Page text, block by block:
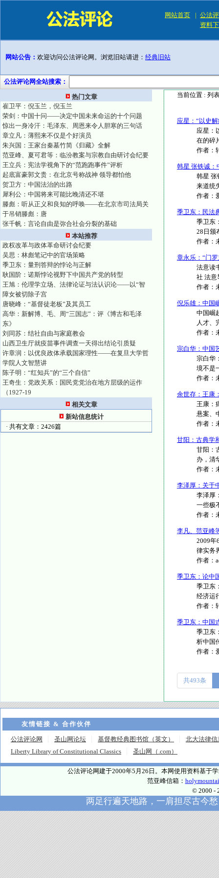
网站首页 | 公法
资料
网站公告： 欢迎访问公法评论网。浏览旧站请进： 经典旧站
公法评论网全站搜索：
热门文章
崔卫平：倪玉兰，倪玉兰
荣剑：中国十问——决定中国未来命运的十个问题
惊出一身冷汗：毛泽东、周恩来令人胆寒的三句话
章立凡：薄熙来不仅是个好演员
朱兴国：王家台秦墓竹简《归藏》全解
范亚峰、夏可君等：临汾教案与宗教自由研讨会纪要
王立兵：宪法学视角下的“范跑跑事件”评析
起底富豪郭文贵：在北京号称战神 领导都怕他
贺卫方：中国法治的出路
犀利公：中国将来可能比晚清还不堪
滕彪：听从正义和良知的呼唤——在北京市司法局关
于吊销滕彪：唐
张千帆：言论自由是弥合社会分裂的基础
本站推荐
政权改革与政体革命研讨会纪要
吴思：林彪笔记中的官场策略
季卫东：量刑答辩的悖论与正解
耿国阶：诺斯悖论视野下中国共产党的转型
王旭：伦理学立场、法律论证与法认识论——以“智
障女被切除子宫
唐晓峰：“基督徒老板”及其员工
高华：新解博、毛、周“三国志”：评《博古和毛泽
东》
刘同苏：结社自由与家庭教会
山西卫生厅就疫苗事件调查一天得出结论引质疑
许章润：以优良政体承载国家理性——在复旦大学哲
学院人文智慧讲
陈子明：“红知兵”的“三个自信”
王奇生：党政关系：国民党党治在地方层级的运作
（1927-19
相关文章
新站信息统计
· 共有文章：2426篇
当前位置 : 列
应星：“以史
应星：
在的碎
作者：
韩星 张铁诚
韩星 张
来道统
作者：
季卫东：民法
季卫东
28日颁
作者：
章永乐：“门
法意读
社 法意
作者：
倪乐雄：中国
中国崛
人才、
作者：
宗白华：中国
宗白华
境不是
作者：
余世存：王康
王康：
悬案、
作者：
甘阳：古典学
甘阳：
办，清
作者：
李泽厚：关于
李泽厚
一些极
作者：
李凡、范亚峰
2009年
律实务
作者：
季卫东：论中
季卫东
经济运
作者：
季卫东：中国
季卫东
析中国
作者：
共493条
友情链接 & 合作伙伴
公法评论网 圣山网论坛 基督教经典图书馆（英文）
北大法律信
Liberty Library of Constitutional Classics
圣山网（.com）
公法评论网建于2000年5月26日。本网使用资料基于
范亚峰信箱：
© 2000 -
两足行遍天地路，一肩担尽古今